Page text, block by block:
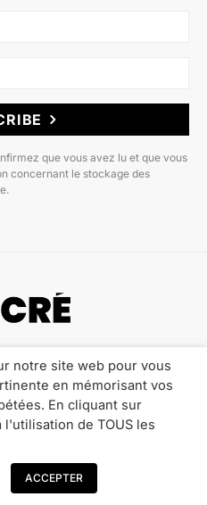
que vous avez lu et que vous
concernant le stockage des
Publicité
Contact
de Confidentialité
notre site web pour vous
en mémorisant vos
En cliquant sur
de TOUS les
ACCEPTER